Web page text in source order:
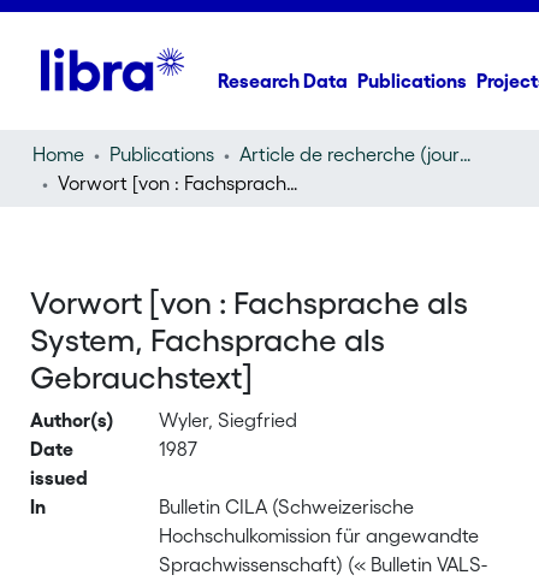
Research Data Publications
Home Publications
Article de recherche (journal article)
Vorwort [von : Fachsprache als System, Fachsprache als Gebrauchstext]
Vorwort [von : Fachsprache als
System, Fachsprache als
Gebrauchstext]
Author(s)
Wyler, Siegfried
Date
issued
1987
In
Bulletin CILA (Schweizerische
Hochschulkomission für angewandte
Sprachwissenschaft) (« Bulletin VALS-